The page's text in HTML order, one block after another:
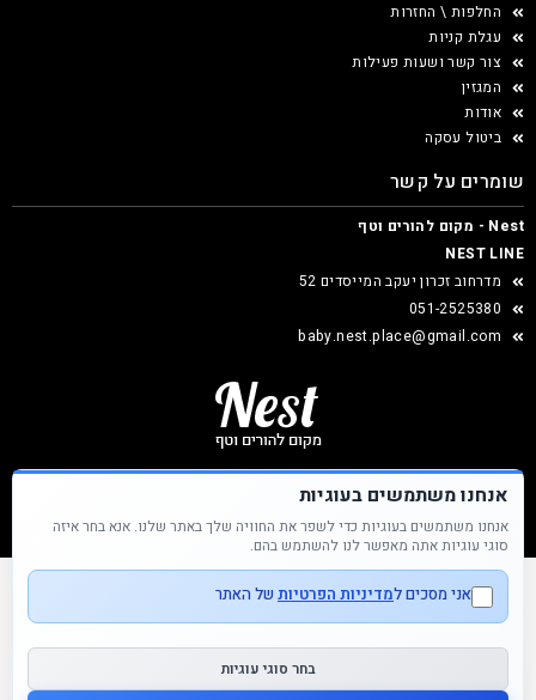
החלפות \ החזרות
עגלת קניות
צור קשר ושעות פעילות
המגזין
אודות
ביטול עסקה
שומרים על קשר
Nest - מקום להורים וטף
NEST LINE
מדרחוב זכרון יעקב המייסדים 52
051-2525380
baby.nest.place@gmail.com
Nest &copy כל הזכויות שמורות
אנחנו משתמשים בעוגיות
אנחנו משתמשים בעוגיות כדי לשפר את החוויה שלך באתר שלנו. אנא בחר איזה
סוגי עוגיות אתה מאפשר לנו להשתמש בהם.
אני מסכים למדיניות הפרטיות של האתר
בחר סוגי עוגיות